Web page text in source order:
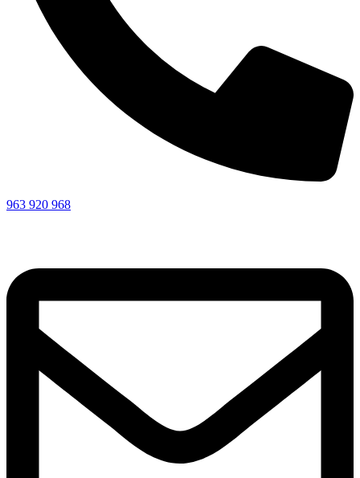
963 920 968